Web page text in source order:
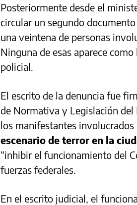
Posteriormente desde el
circular un segundo
una veintena de personas
Ninguna de esas aparece
policial.
El escrito de la denuncia fue
de Normativa y Legislación
los manifestantes
escenario de terror en la
“inhibir el funcionamiento del
fuerzas federales.
En el escrito judicial, el